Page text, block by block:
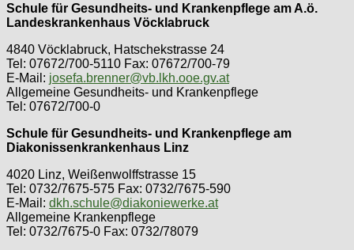
Schule für Gesundheits- und Krankenpflege am A.ö.
Landeskrankenhaus Vöcklabruck
4840 Vöcklabruck, Hatschekstrasse 24
Tel: 07672/700-5110 Fax: 07672/700-79
E-Mail: josefa.brenner@vb.lkh.ooe.gv.at
Allgemeine Gesundheits- und Krankenpflege
Tel: 07672/700-0
Schule für Gesundheits- und Krankenpflege am
Diakonissenkrankenhaus Linz
4020 Linz, Weißenwolffstrasse 15
Tel: 0732/7675-575 Fax: 0732/7675-590
E-Mail: dkh.schule@diakoniewerke.at
Allgemeine Krankenpflege
Tel: 0732/7675-0 Fax: 0732/78079